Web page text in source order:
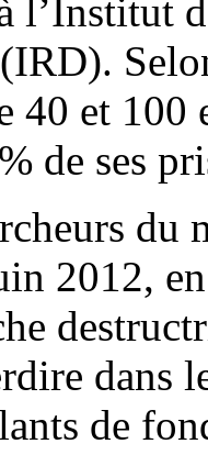
l’Institut
40 et 100
de ses
du
2012,
dans
de